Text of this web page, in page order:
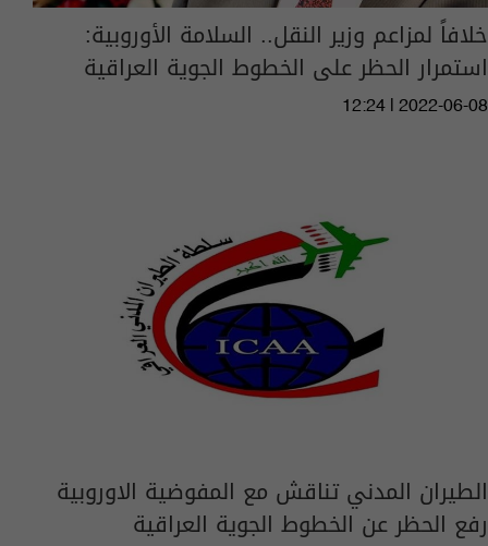
خلافاً لمزاعم وزير النقل.. السلامة الأوروبية:
استمرار الحظر على الخطوط الجوية العراقية
12:24 | 2022-06-08
الطيران المدني تناقش مع المفوضية الاوروبية
رفع الحظر عن الخطوط الجوية العراقية